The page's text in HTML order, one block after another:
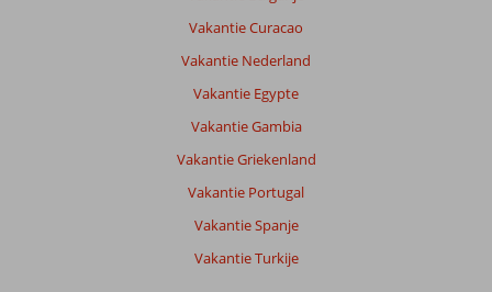
Vakantie Curacao
Vakantie Nederland
Vakantie Egypte
Vakantie Gambia
Vakantie Griekenland
Vakantie Portugal
Vakantie Spanje
Vakantie Turkije